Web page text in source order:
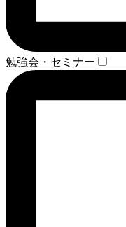
勉強会・セミナー